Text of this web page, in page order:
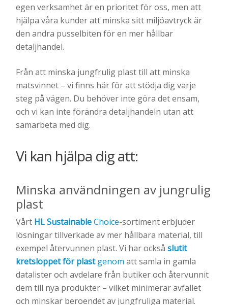
egen verksamhet är en prioritet för oss, men att
hjälpa våra kunder att minska sitt miljöavtryck är
den andra pusselbiten för en mer hållbar
detaljhandel.
Från att minska jungfrulig plast till att minska
matsvinnet – vi finns här för att stödja dig varje
steg på vägen. Du behöver inte göra det ensam,
och vi kan inte förändra detaljhandeln utan att
samarbeta med dig.
Vi kan hjälpa dig att:
Minska användningen av jungrulig
plast
Vårt HL SustainableChoice-sortiment erbjuder
lösningar tillverkade av mer hållbara material, till
exempel återvunnen plast. Vi har också slutit
kretsloppet för plastgenom att samla in gamla
datalister och avdelare från butiker och återvunnit
dem till nya produkter – vilket minimerar avfallet
och minskar beroendet av jungfruliga material.